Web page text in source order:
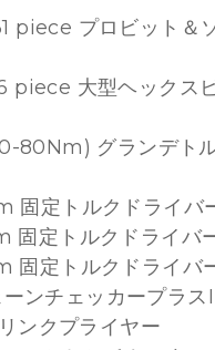
プロビット＆
大型ヘックス
グランデト
定トルクドライバ
定トルクドライバ
定トルクドライバ
ンチェッカープラス
ンクプライヤー